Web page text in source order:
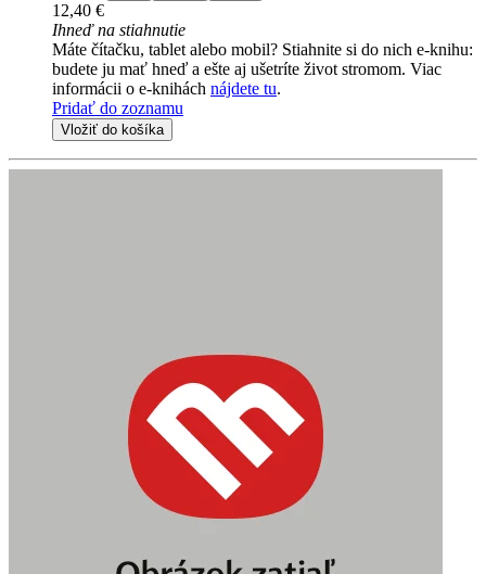
12,40 €
Ihneď na stiahnutie
Máte čítačku, tablet alebo mobil? Stiahnite si do nich e-knihu:
budete ju mať hneď a ešte aj ušetríte život stromom. Viac
informácii o e-knihách nájdete tu.
Pridať do zoznamu
Vložiť do košíka